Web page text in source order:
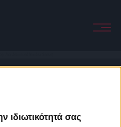
ιδιωτικότητά σας